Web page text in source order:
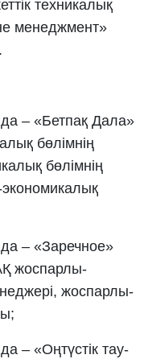
техникалық
менеджмент»
– «Бетпақ Дала»
бөлімнің
бөлімнің
– «Заречное»
жоспарлы-
жоспарлы-
– «Оңтүстік тау-